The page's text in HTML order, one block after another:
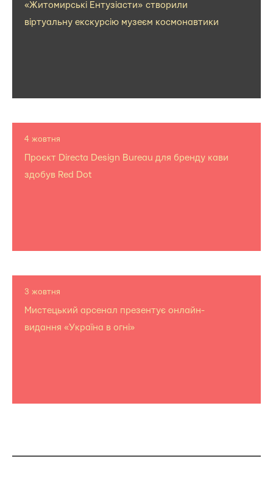
«Житомирські Ентузіасти» створили
віртуальну екскурсію музеєм космонавтики
4 жовтня
Проєкт Directa Design Bureau для бренду кави
здобув Red Dot
3 жовтня
Мистецький арсенал презентує онлайн-
видання «Україна в огні»